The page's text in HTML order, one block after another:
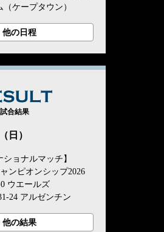
ケープタウン）
他の日程
試合結果
日）
ショナルマッチ】
ンピオンシップ2026
ウエールズ
24 アルゼンチン
他の結果